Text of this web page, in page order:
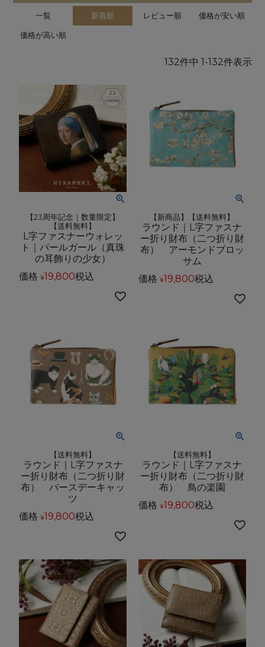
一覧 新着順 レビュー順 価格が安い順
価格が高い順
132件中 1-132件表示
【23周年記念｜数量限定】
【送料無料】
L字ファスナーウォレッ
ト｜パールガール（真珠
の耳飾りの少女）
価格 ¥19,800税込
【新商品】【送料無料】
ラウンド｜L字ファスナ
ー折り財布（二つ折り財
布） アーモンドブロッ
サム
価格 ¥19,800税込
【送料無料】
ラウンド｜L字ファスナ
ー折り財布（二つ折り財
布） バースデーキャッ
ツ
価格 ¥19,800税込
【送料無料】
ラウンド｜L字ファスナ
ー折り財布（二つ折り財
布） 鳥の楽園
価格 ¥19,800税込